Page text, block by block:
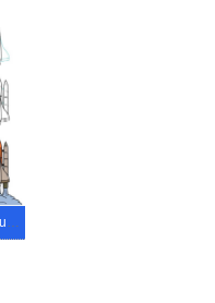
Idées de vaisseaux spatiaux (38)